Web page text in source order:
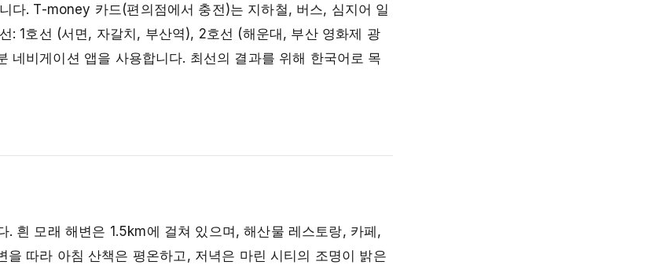
다. T-money 카드(편의점에서 충전)는 지하철, 버스, 심지어 일
: 1호선 (서면, 자갈치, 부산역), 2호선 (해운대, 부산 영화제 광
비게이션 앱을 사용합니다. 최선의 결과를 위해 한국어로 목
흰 모래 해변은 1.5km에 걸쳐 있으며, 해산물 레스토랑, 카페,
따라 아침 산책은 평온하고, 저녁은 마린 시티의 조명이 밝은